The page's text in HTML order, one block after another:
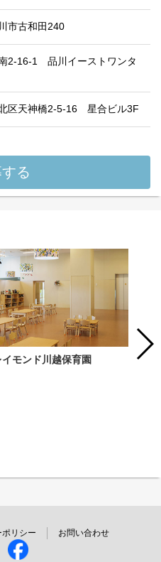
市古和田240
2-16-1 品川イーストワンタ
区天神橋2-5-16 星合ビル3F
る
モンド川越保育園
リシー お問い合わせ